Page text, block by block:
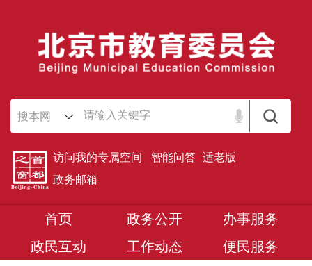
搜本网
访问我的专属空间 智能问答 适老版
政务邮箱
首页 政务公开
办事服务
政民互动
工作动态 便民服务